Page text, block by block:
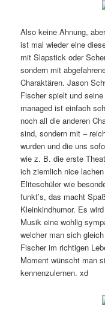
Also keine Ahnung,
ist mal wieder eine
mit Slapstick oder
sondern mit
Charaktären. Jason
Fischer spielt und
managed ist einfach
noch all die anderen
sind, sondern mit –
wurden und die uns
wie z. B. die erste
ich ziemlich nice
Eliteschüler wie
funkt’s, das macht
Kleinkindhumor. Es
Musik eine wohlig
welcher man sich
Fischer im richtigen
Moment wünscht man
kennenzulernen. xd